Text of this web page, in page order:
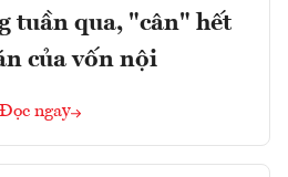
tuần qua, "cân" hết
của vốn nội
Đọc ngay